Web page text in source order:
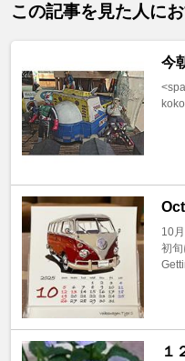
この記事を見た人に
今
10
初旬
１